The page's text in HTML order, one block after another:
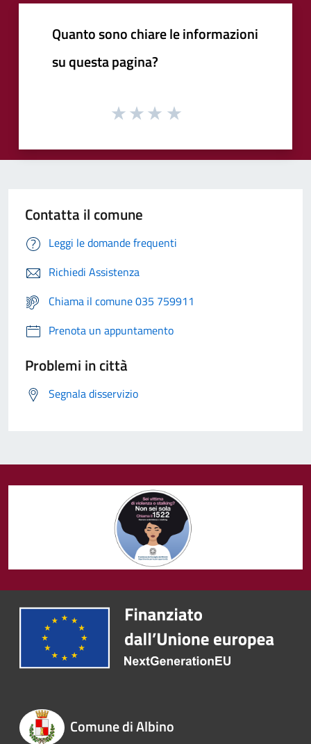
Quanto sono chiare le informazioni
su questa pagina?
Contatta il comune
Leggi le domande frequenti
Richiedi Assistenza
Chiama il comune 035 759911
Prenota un appuntamento
Problemi in città
Segnala disservizio
Comune di Albino